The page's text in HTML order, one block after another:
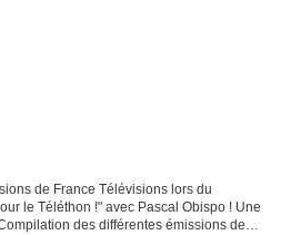
de France Télévisions lors du
le Téléthon !" avec Pascal Obispo ! Une
des différentes émissions de